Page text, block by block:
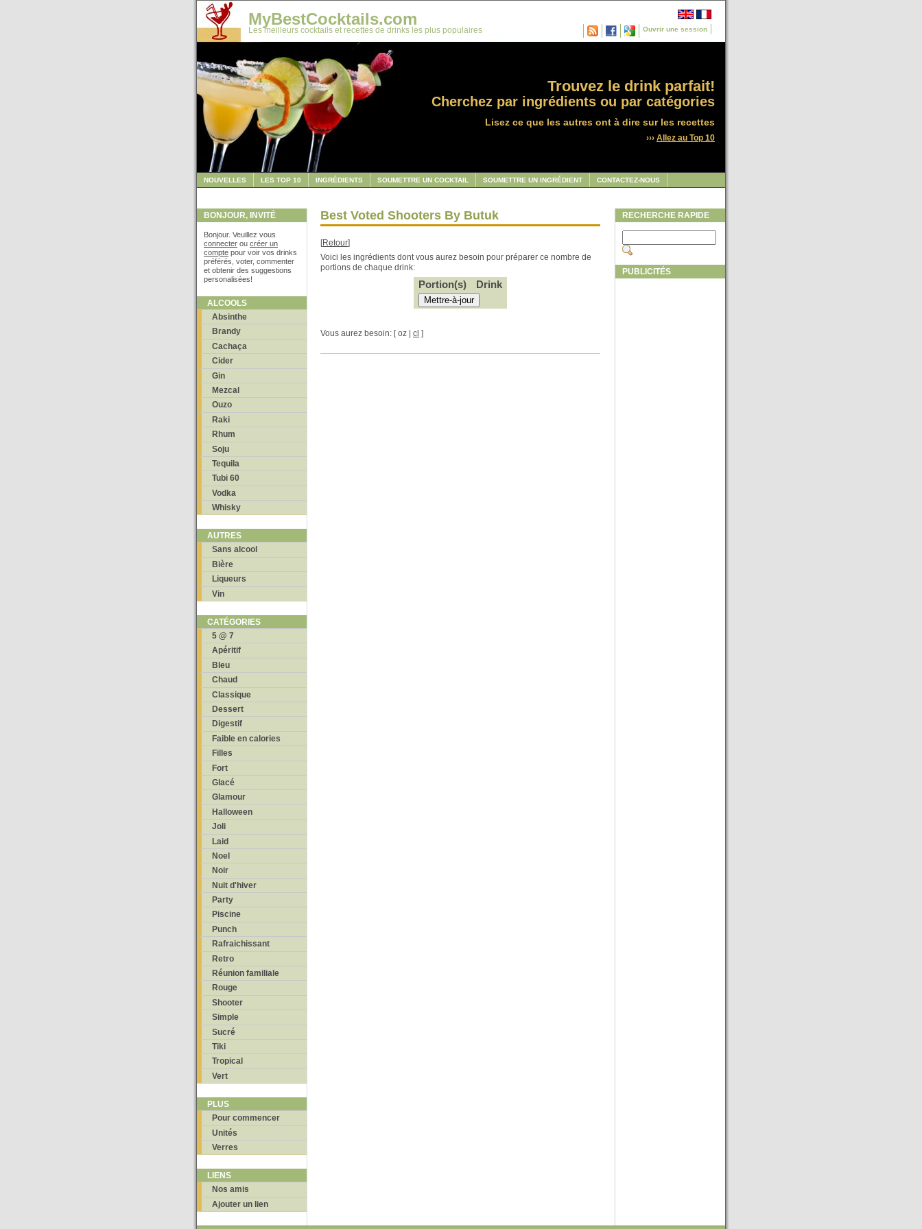
Ouvrir une session
MyBestCocktails.com
Les meilleurs cocktails et recettes de drinks les plus populaires
Trouvez le drink parfait!
Cherchez par ingrédients ou par catégories
Lisez ce que les autres ont à dire sur les recettes
››› Allez au Top 10
NOUVELLES LES TOP 10 INGRÉDIENTS SOUMETTRE UN COCKTAIL SOUMETTRE UN INGRÉDIENT CONTACTEZ-NOUS
BONJOUR, INVITÉ
Bonjour. Veuillez vous
connecter ou créer un
compte pour voir vos drinks
préférés, voter, commenter
et obtenir des suggestions
personalisées!
ALCOOLS
Absinthe
Brandy
Cachaça
Cider
Gin
Mezcal
Ouzo
Raki
Rhum
Soju
Tequila
Tubi 60
Vodka
Whisky
AUTRES
Sans alcool
Bière
Liqueurs
Vin
CATÉGORIES
5 @ 7
Apéritif
Bleu
Chaud
Classique
Dessert
Digestif
Faible en calories
Filles
Fort
Glacé
Glamour
Halloween
Joli
Laid
Noel
Noir
Nuit d'hiver
Party
Piscine
Punch
Rafraichissant
Retro
Réunion familiale
Rouge
Shooter
Simple
Sucré
Tiki
Tropical
Vert
PLUS
Pour commencer
Unités
Verres
LIENS
Nos amis
Ajouter un lien
Best Voted Shooters By Butuk
[Retour]
Voici les ingrédients dont vous aurez besoin pour préparer ce nombre de
portions de chaque drink:
Portion(s) Drink
Vous aurez besoin: [ oz | cl ]
RECHERCHE RAPIDE
PUBLICITÉS